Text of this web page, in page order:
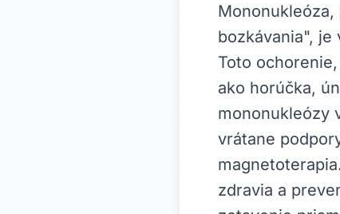
Mononukleóza,
bozkávania",
Toto
ako horúčka,
mononukleózy
vrátane
zdravia a